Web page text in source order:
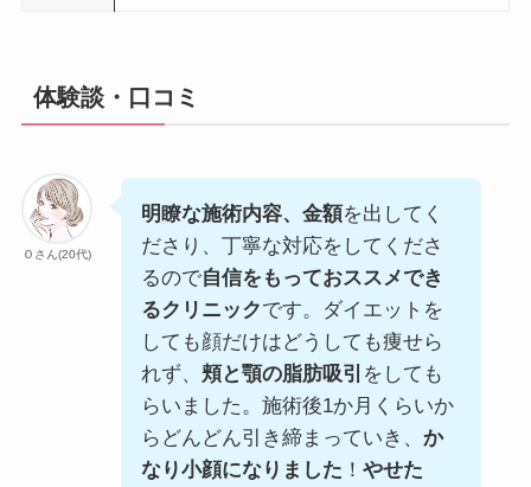
体験談・口コミ
Ｏさん(20代)
明瞭な施術内容、金額を出してく
ださり、丁寧な対応をしてくださ
るので自信をもっておススメでき
るクリニックです。ダイエットを
しても顔だけはどうしても痩せら
れず、 頬と顎の脂肪吸引 をしても
らいました。施術後1か月くらいか
らどんどん引き締まっていき、 か
なり小顔になりました ！ やせた